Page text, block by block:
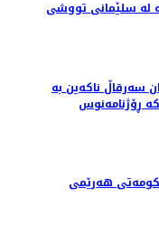
سلێمانی تووشی
سەرقاڵ ناکەین بە
ڕۆژنامەنوس
هەرێمی